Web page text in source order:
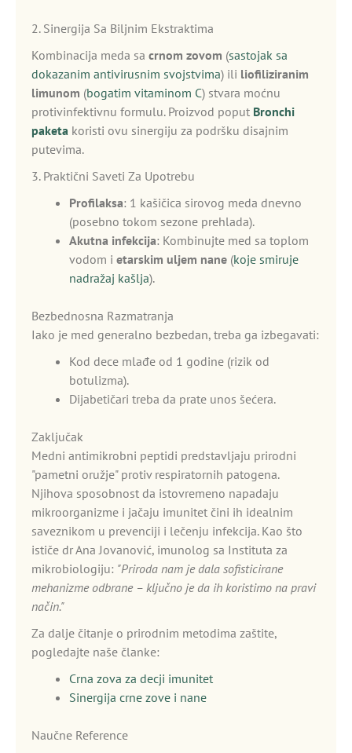
2. Sinergija Sa Biljnim Ekstraktima
Kombinacija meda sa crnom zovom (sastojak sa
dokazanim antivirusnim svojstvima) ili liofiliziranim
limunom (bogatim vitaminom C) stvara moćnu
protivinfektivnu formulu. Proizvod poput Bronchi
paketa koristi ovu sinergiju za podršku disajnim
putevima.
3. Praktični Saveti Za Upotrebu
Profilaksa: 1 kašičica sirovog meda dnevno
(posebno tokom sezone prehlada).
Akutna infekcija: Kombinujte med sa toplom
vodom i etarskim uljem nane (koje smiruje
nadražaj kašlja).
Bezbednosna Razmatranja
Iako je med generalno bezbedan, treba ga izbegavati:
Kod dece mlađe od 1 godine (rizik od
botulizma).
Dijabetičari treba da prate unos šećera.
Zaključak
Medni antimikrobni peptidi predstavljaju prirodni
"pametni oružje" protiv respiratornih patogena.
Njihova sposobnost da istovremeno napadaju
mikroorganizme i jačaju imunitet čini ih idealnim
saveznikom u prevenciji i lečenju infekcija. Kao što
ističe dr Ana Jovanović, imunolog sa Instituta za
mikrobiologiju: "Priroda nam je dala sofisticirane
mehanizme odbrane – ključno je da ih koristimo na pravi
način."
Za dalje čitanje o prirodnim metodima zaštite,
pogledajte naše članke:
Crna zova za decji imunitet
Sinergija crne zove i nane
Naučne Reference